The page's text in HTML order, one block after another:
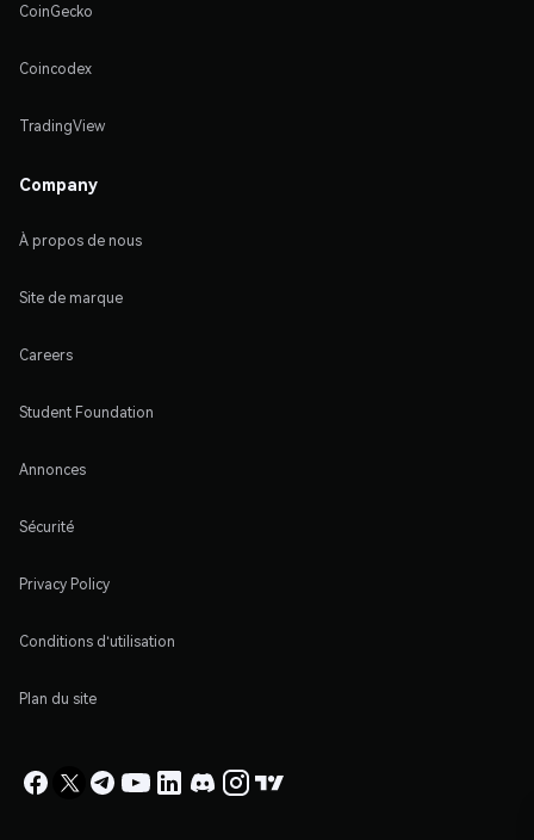
CoinGecko
Coincodex
TradingView
Company
À propos de nous
Site de marque
Careers
Student Foundation
Annonces
Sécurité
Privacy Policy
Conditions d'utilisation
Plan du site